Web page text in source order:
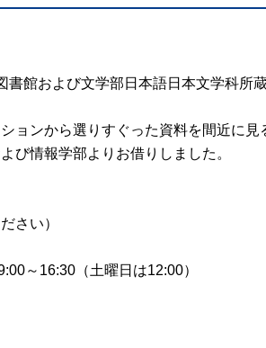
館および文学部日本語日本文学科所
ョンから選りすぐった資料を間近に見
び情報学部よりお借りしました。
さい）
～16:30（土曜日は12:00）